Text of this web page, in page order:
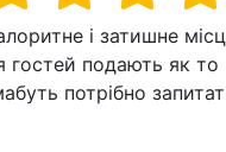
і затишне
гостей подають як
потрібно